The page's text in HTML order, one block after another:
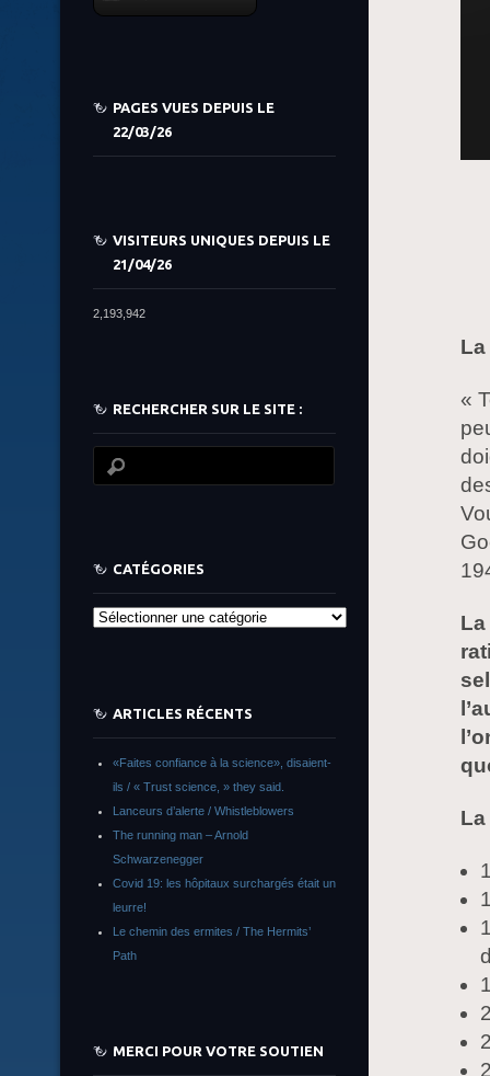
«
PAGES VUES DEPUIS LE
22/03/26
VISITEURS UNIQUES DEPUIS LE
21/04/26
2,193,942
RECHERCHER SUR LE SITE :
CATÉGORIES
Catégories
ARTICLES RÉCENTS
«Faites confiance à la science», disaient-
ils / « Trust science, » they said.
Lanceurs d’alerte / Whistleblowers
The running man – Arnold
Schwarzenegger
Covid 19: les hôpitaux surchargés était un
leurre!
Le chemin des ermites / The Hermits’
Path
MERCI POUR VOTRE SOUTIEN